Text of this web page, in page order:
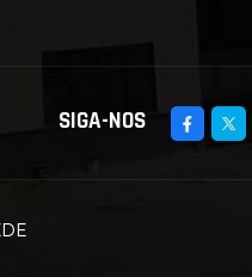
SIGA-NOS